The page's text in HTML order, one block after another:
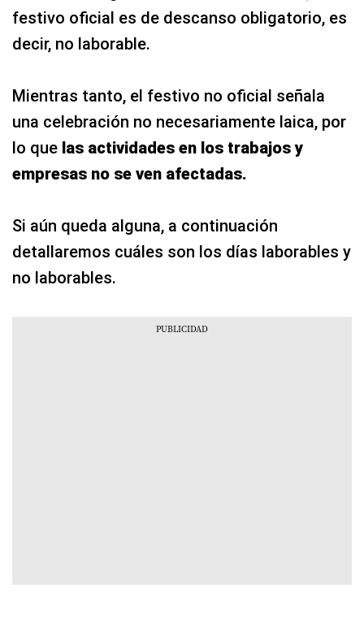
festivo oficial es de descanso obligatorio, es
decir, no laborable.
Mientras tanto, el festivo no oficial señala
una celebración no necesariamente laica, por
lo que las actividades en los trabajos y
empresas no se ven afectadas.
Si aún queda alguna, a continuación
detallaremos cuáles son los días laborables y
no laborables.